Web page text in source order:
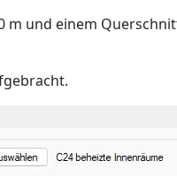
und einem